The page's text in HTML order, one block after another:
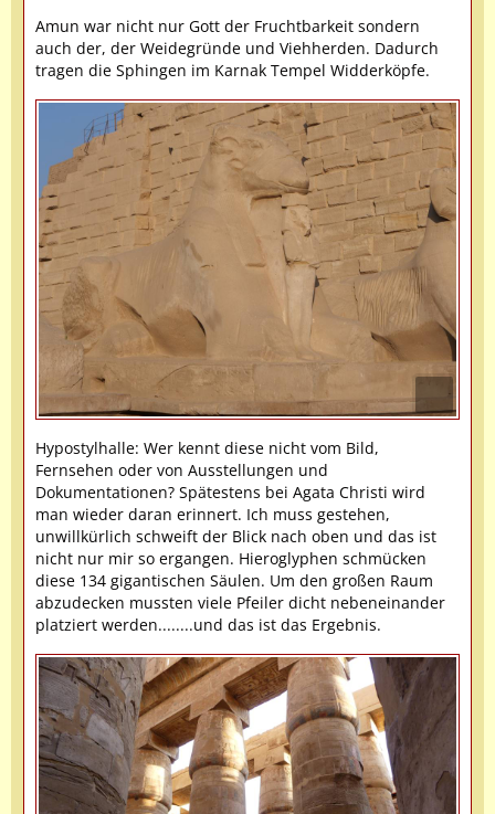
Amun war nicht nur Gott der Fruchtbarkeit sondern
auch der, der Weidegründe und Viehherden. Dadurch
tragen die Sphingen im Karnak Tempel Widderköpfe.
Hypostylhalle: Wer kennt diese nicht vom Bild,
Fernsehen oder von Ausstellungen und
Dokumentationen? Spätestens bei Agata Christi wird
man wieder daran erinnert. Ich muss gestehen,
unwillkürlich schweift der Blick nach oben und das ist
nicht nur mir so ergangen. Hieroglyphen schmücken
diese 134 gigantischen Säulen. Um den großen Raum
abzudecken mussten viele Pfeiler dicht nebeneinander
platziert werden........und das ist das Ergebnis.